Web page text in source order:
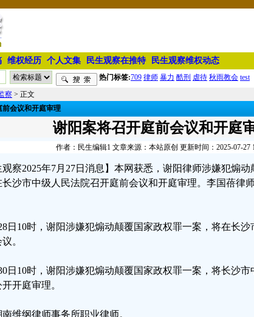
维权经历 个人文集 民生观察在推特 民生观察维权动态
热门标签:709 律师 暴力 酷刑 虐待 秋雨教会 test
察 > 正文
会议和开庭审理
谢阳案将召开庭前会议和开庭
作者：民生编辑1 文章来源：本站原创 更新时间：2025-07-27
观察2025年7月27日消息】本网获悉，谢阳律师涉嫌犯煽
长沙市中级人民法院召开庭前会议和开庭审理。李国蓓律
日10时，谢阳涉嫌犯煽动颠覆国家政权罪一案，将在长
。
日10时，谢阳涉嫌犯煽动颠覆国家政权罪一案，将长沙
开庭审理。
维纲律师事务所职业律师。